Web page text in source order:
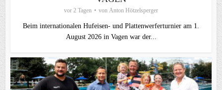
vor 2 Tagen von Anton Hötzelsperger
Beim internationalen Hufeisen- und Plattenwerferturnier am 1.
August 2026 in Vagen war der...